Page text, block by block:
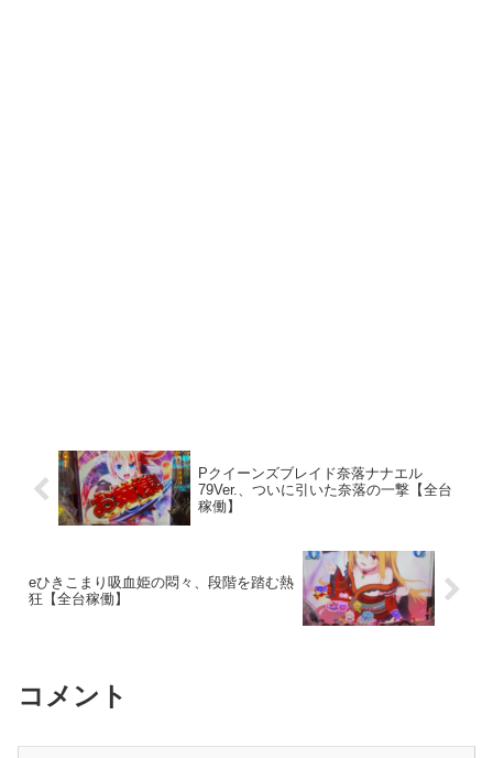
Pクイーンズブレイド奈落ナナエル
79Ver.、ついに引いた奈落の一撃【全台
稼働】
eひきこまり吸血姫の悶々、段階を踏む熱
狂【全台稼働】
コメント